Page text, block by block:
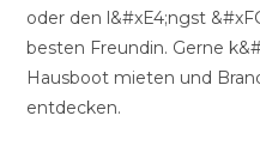
oder den l&#xE4;ngst
besten Freundin. Gerne
Hausboot mieten und
entdecken.